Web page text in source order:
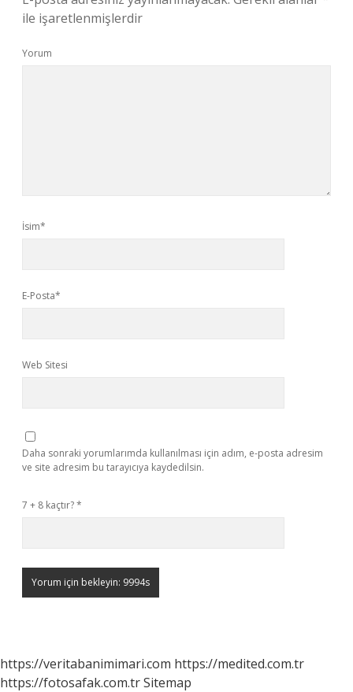
ile işaretlenmişlerdir
Yorum
İsim*
E-Posta*
Web Sitesi
Daha sonraki yorumlarımda kullanılması için adım, e-posta adresim
ve site adresim bu tarayıcıya kaydedilsin.
7 + 8 kaçtır?*
https://veritabanimimari.com https://medited.com.tr
https://fotosafak.com.trSitemap